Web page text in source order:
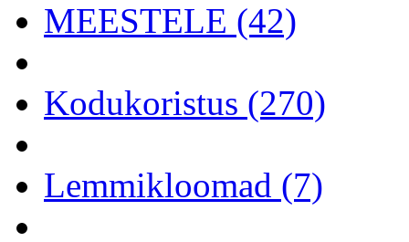
MEESTELE (42)
Kodukoristus (270)
Lemmikloomad (7)